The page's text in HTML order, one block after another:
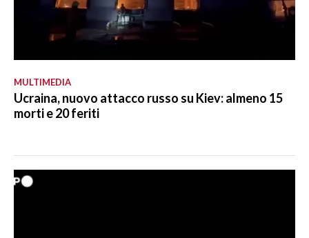
MULTIMEDIA
Ucraina, nuovo attacco russo su Kiev: almeno 15
morti e 20 feriti